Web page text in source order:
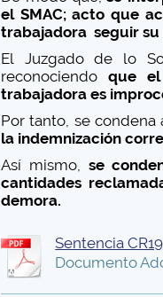
el SMAC; acto que
trabajadora seguir su
El Juzgado de lo
reconociendoque
trabajadora es
Por tanto, se condena
la indemnización
Así mismo, se
cantidades
demora.
Sentencia
Documento